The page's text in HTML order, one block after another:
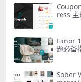
ress 主
Fanor
题必备
Sober